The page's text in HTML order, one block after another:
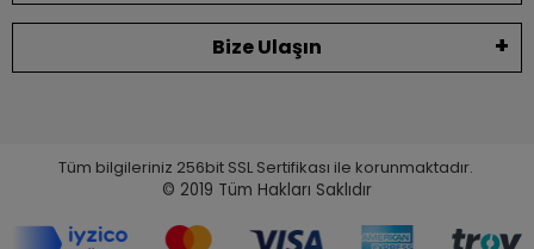
Bize Ulaşın
Tüm bilgileriniz 256bit SSL Sertifikası ile korunmaktadır.
© 2019 Tüm Hakları Saklıdır